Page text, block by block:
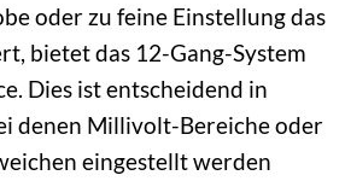
oder zu feine Einstellung das
bietet das 12-Gang-System
Dies ist entscheidend in
denen Millivolt-Bereiche oder
eingestellt werden